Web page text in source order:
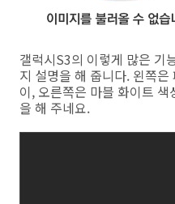
갤럭시S3의 이렇게 많은 기
지 설명을 해 줍니다. 왼쪽
이, 오른쪽은 마블 화이트
을 해 주네요.